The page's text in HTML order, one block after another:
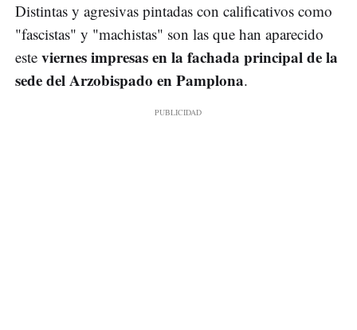
Distintas y agresivas pintadas con calificativos como
"fascistas" y "machistas" son las que han aparecido
este viernes impresas en la fachada principal de la
sede del Arzobispado en Pamplona.